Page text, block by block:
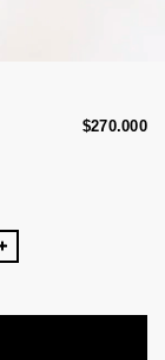
$270.000